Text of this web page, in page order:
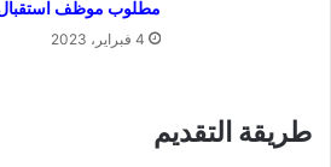
مطلوب موظف استقبال
4 فبراير، 2023
طريقة التقديم